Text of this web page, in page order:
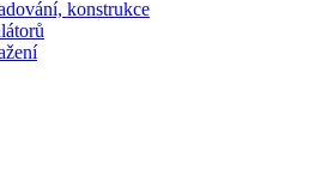
konstrukce